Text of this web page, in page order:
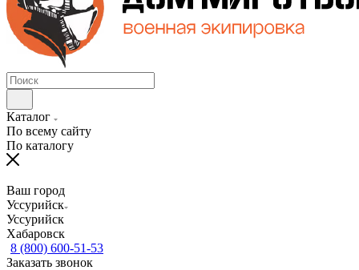
Каталог
По всему сайту
По каталогу
Ваш город
Уссурийск
Уссурийск
Хабаровск
8 (800) 600-51-53
Заказать звонок